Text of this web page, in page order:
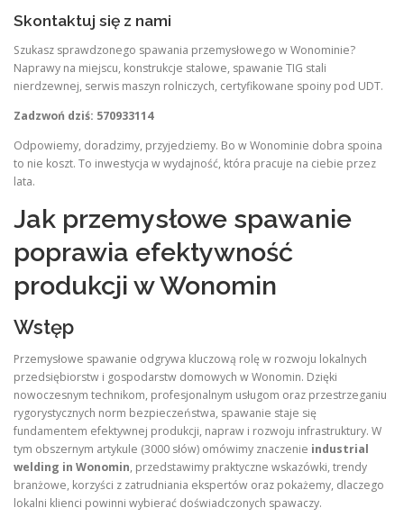
Skontaktuj się z nami
Szukasz sprawdzonego spawania przemysłowego w Wonominie?
Naprawy na miejscu, konstrukcje stalowe, spawanie TIG stali
nierdzewnej, serwis maszyn rolniczych, certyfikowane spoiny pod UDT.
Zadzwoń dziś: 570933114
Odpowiemy, doradzimy, przyjedziemy. Bo w Wonominie dobra spoina
to nie koszt. To inwestycja w wydajność, która pracuje na ciebie przez
lata.
Jak przemysłowe spawanie
poprawia efektywność
produkcji w Wonomin
Wstęp
Przemysłowe spawanie odgrywa kluczową rolę w rozwoju lokalnych
przedsiębiorstw i gospodarstw domowych w Wonomin. Dzięki
nowoczesnym technikom, profesjonalnym usługom oraz przestrzeganiu
rygorystycznych norm bezpieczeństwa, spawanie staje się
fundamentem efektywnej produkcji, napraw i rozwoju infrastruktury. W
tym obszernym artykule (3000 słów) omówimy znaczenie industrial
welding in Wonomin, przedstawimy praktyczne wskazówki, trendy
branżowe, korzyści z zatrudniania ekspertów oraz pokażemy, dlaczego
lokalni klienci powinni wybierać doświadczonych spawaczy.